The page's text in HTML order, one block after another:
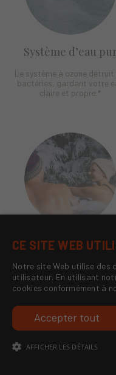
Système d’eau
Le système à ozone détruit
bactéries, gardant votre
claire et propre. *
Construction
à tous les climats
Construction ultra-
parfaitement adaptée à
climats nordiques.
CE SITE WEB
Notre site Web utilise des
utilisateur. En utilisant
cookies conformément à
Accepter tout
AFFICHER LES DÉTAILS